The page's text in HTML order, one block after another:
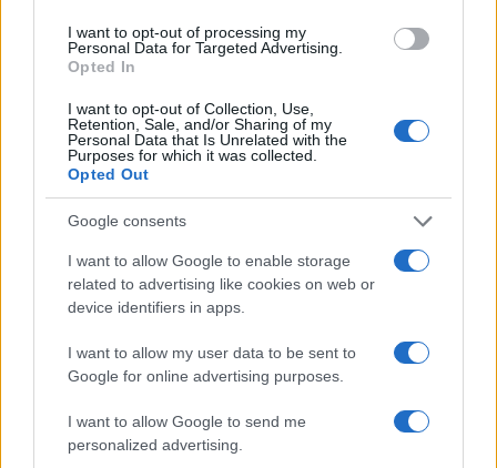
I want to opt-out of processing my
Personal Data for Targeted Advertising.
Opted In
I want to opt-out of Collection, Use,
Retention, Sale, and/or Sharing of my
Personal Data that Is Unrelated with the
Purposes for which it was collected.
Opted Out
Google consents
I want to allow Google to enable storage
related to advertising like cookies on web or
device identifiers in apps.
I want to allow my user data to be sent to
Google for online advertising purposes.
I want to allow Google to send me
personalized advertising.
INTERNACIONAL
Guía práctica para entender conflictos
internacionales paso a paso
Domina el arte de evaluar fuentes y mapas,…
INTERNACIONAL